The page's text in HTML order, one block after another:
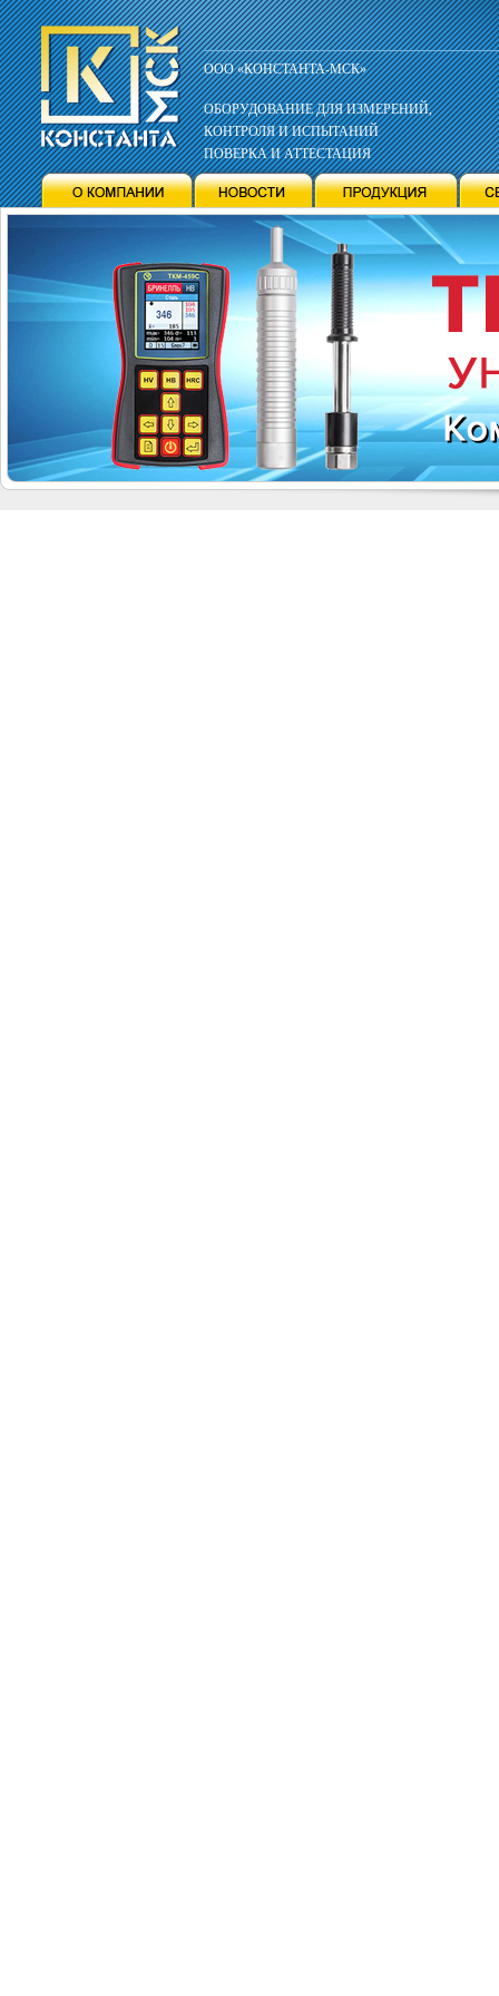
ООО «КОНСТАНТА-МСК»
ОБОРУДОВАНИЕ ДЛЯ ИЗМЕРЕНИЙ,
КОНТРОЛЯ И ИСПЫТАНИЙ
ПОВЕРКА И АТТЕСТАЦИЯ